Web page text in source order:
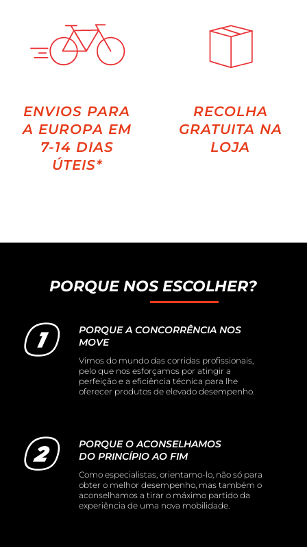
ENVIOS PARA
A EUROPA EM
7-14 DIAS
ÚTEIS*
RECOLHA
GRATUITA NA
LOJA
PORQUE NOS ESCOLHER?
PORQUE A CONCORRÊNCIA NOS
MOVE
Vimos do mundo das corridas profissionais,
pelo que nos esforçamos por atingir a
perfeição e a eficiência técnica para lhe
oferecer produtos de elevado desempenho.
PORQUE O ACONSELHAMOS
DO PRINCÍPIO AO FIM
Como especialistas, orientamo-lo, não só para
obter o melhor desempenho, mas também o
aconselhamos a tirar o máximo partido da
experiência de uma nova mobilidade.